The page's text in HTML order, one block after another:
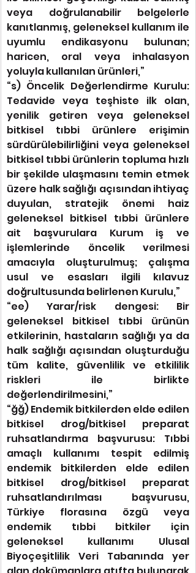
veya doğrulanabilir belgelerle
kanıtlanmış, geleneksel kullanım ile
uyumlu endikasyonu bulunan;
haricen, oral veya inhalasyon
yoluyla kullanılan ürünleri,”
“s) Öncelik Değerlendirme Kurulu:
Tedavide veya teşhiste ilk olan,
yenilik getiren veya geleneksel
bitkisel tıbbi ürünlere erişimin
sürdürülebilirliğini veya geleneksel
bitkisel tıbbi ürünlerin topluma hızlı
bir şekilde ulaşmasını temin etmek
üzere halk sağlığı açısından ihtiyaç
duyulan, stratejik önemi haiz
geleneksel bitkisel tıbbi ürünlere
ait başvurulara Kurum iş ve
işlemlerinde öncelik verilmesi
amacıyla oluşturulmuş; çalışma
usul ve esasları ilgili kılavuz
doğrultusunda belirlenen Kurulu,”
“ee) Yarar/risk dengesi: Bir
geleneksel bitkisel tıbbi ürünün
etkilerinin, hastaların sağlığı ya da
halk sağlığı açısından oluşturduğu
tüm kalite, güvenlilik ve etkililik
riskleri ile birlikte
değerlendirilmesini,”
“ğğ) Endemik bitkilerden elde edilen
bitkisel drog/bitkisel preparat
ruhsatlandırma başvurusu: Tıbbi
amaçlı kullanımı tespit edilmiş
endemik bitkilerden elde edilen
bitkisel drog/bitkisel preparat
ruhsatlandırılması başvurusu,
Türkiye florasına özgü veya
endemik tıbbi bitkiler için
geleneksel kullanımı Ulusal
Biyoçeşitlilik Veri Tabanında yer